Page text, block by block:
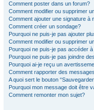
Comment poster dans un forum?
Comment modifier ou supprimer
Comment ajouter une signature à
Comment créer un sondage?
Pourquoi ne puis-je pas ajouter
Comment modifier ou supprimer
Pourquoi ne puis-je pas accéder
Pourquoi ne puis-je pas joindre
Pourquoi ai-je reçu un
Comment rapporter des
A quoi sert le bouton
Pourquoi mon message doit être
Comment remonter mon sujet?